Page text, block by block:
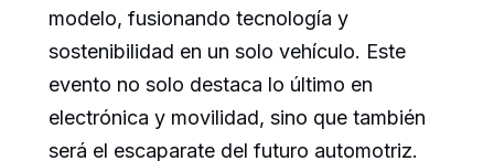
modelo, fusionando tecnología y
sostenibilidad en un solo vehículo. Este
evento no solo destaca lo último en
electrónica y movilidad, sino que también
será el escaparate del futuro automotriz.